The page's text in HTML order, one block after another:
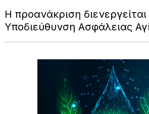
Η προανάκριση
Υποδιεύθυνση Ασφάλειας